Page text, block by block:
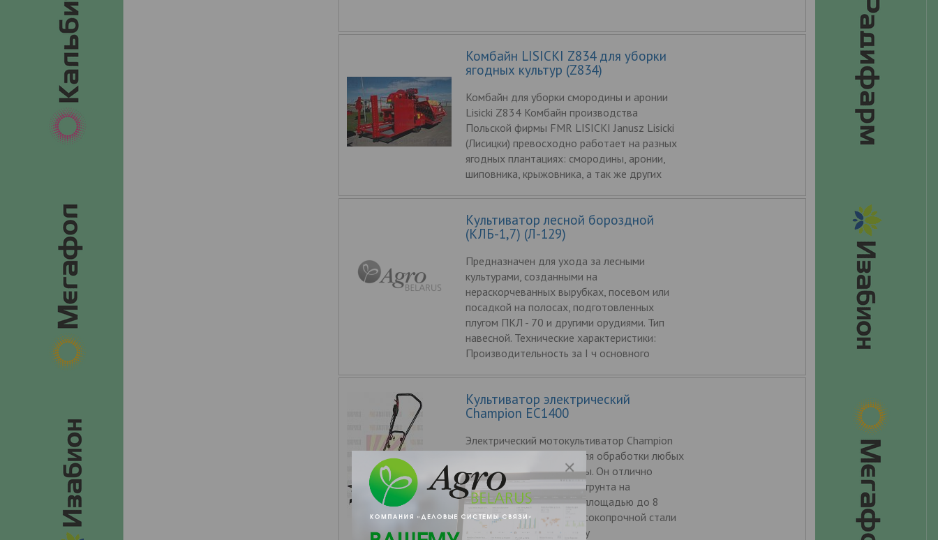
Комбайн LISICKI Z834 для уборки
ягодных культур (Z834)
Комбайн для уборки смородины и аронии
Lisicki Z834 Комбайн производства
Польской фирмы FMR LISICKI Janusz Lisicki
(Лисицки) превосходно работает на разных
ягодных плантациях: смородины, аронии,
шиповника, крыжовника, а так же других
Культиватор лесной бороздной
(КЛБ-1,7) (Л-129)
Предназначен для ухода за лесными
культурами, созданными на
нераскорчеванных вырубках, посевом или
посадкой на полосах, подготовленных
плугом ПКЛ - 70 и другими орудиями. Тип
навесной. Технические характеристики:
Производительность за I ч основного
Культиватор электрический
Champion EC1400
Электрический мотокультиватор Champion
EC1400 предназначен для обработки любых
типов почв, кроме целины. Он отлично
подойдет для рыхления грунта на
приусадебных участках площадью до 8
соток. Шесть фрез из высокопрочной стали
рассчитаны на обработку